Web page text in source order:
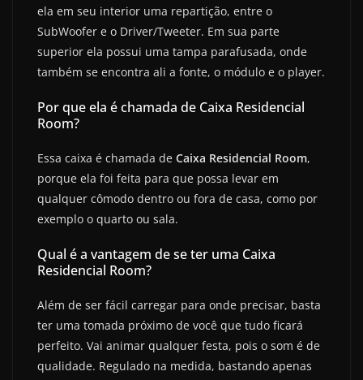
ela em seu interior uma repartição, entre o
SubWoofer e o Driver/Tweeter. Em sua parte
superior ela possui uma tampa parafusada, onde
também se encontra ali a fonte, o módulo e o player.
Por que ela é chamada de Caixa Residencial
Room?
Essa caixa é chamada de Caixa Residencial Room,
porque ela foi feita para que possa levar em
qualquer cômodo dentro ou fora de casa, como por
exemplo o quarto ou sala.
Qual é a vantagem de se ter uma Caixa
Residencial Room?
Além de ser fácil carregar para onde precisar, basta
ter uma tomada próximo de você que tudo ficará
perfeito. Vai animar qualquer festa, pois o som é de
qualidade. Regulado na medida, bastando apenas